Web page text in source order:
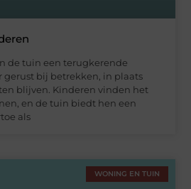
de tuin een terugkerende
bij betrekken, in plaats
blijven. Kinderen vinden het
en de tuin biedt hen een
als
WONING EN TUIN